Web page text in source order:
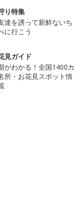
り特集
達を誘って新鮮ないち
に行こう
見ガイド
がわかる！全国1400カ
所・お花見スポット情